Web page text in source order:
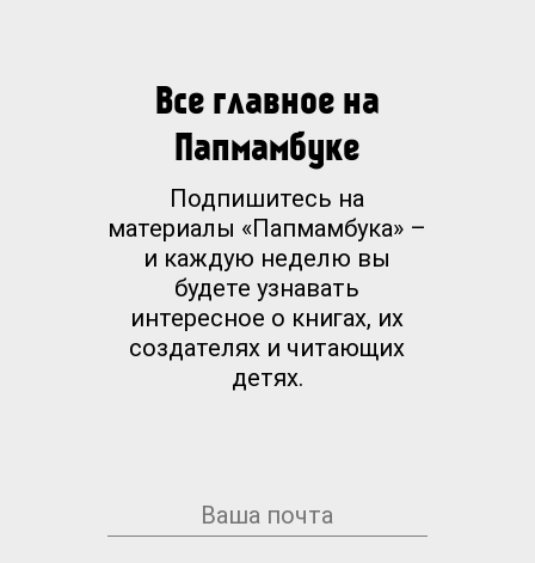
Все главное на
Папмамбуке
Подпишитесь на
материалы «Папмамбука» –
и каждую неделю вы
будете узнавать
интересное о книгах, их
создателях и читающих
детях.